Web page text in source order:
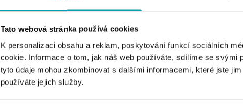
Tato webová stránka používá cookies
K personalizaci obsahu a reklam, poskytování funkcí sociálních
cookie. Informace o tom, jak náš web používáte, sdílíme se svými
tyto údaje mohou zkombinovat s dalšími informacemi, které jste
používáte jejich služby.